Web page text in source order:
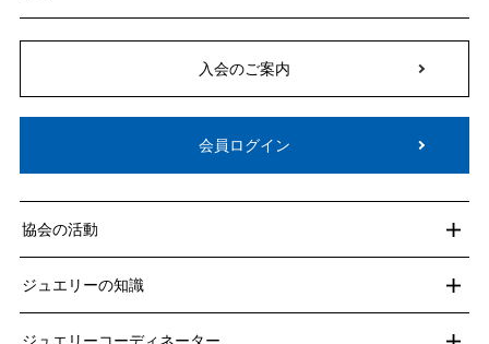
入会のご案内
会員ログイン
協会の活動
ジュエリーの知識